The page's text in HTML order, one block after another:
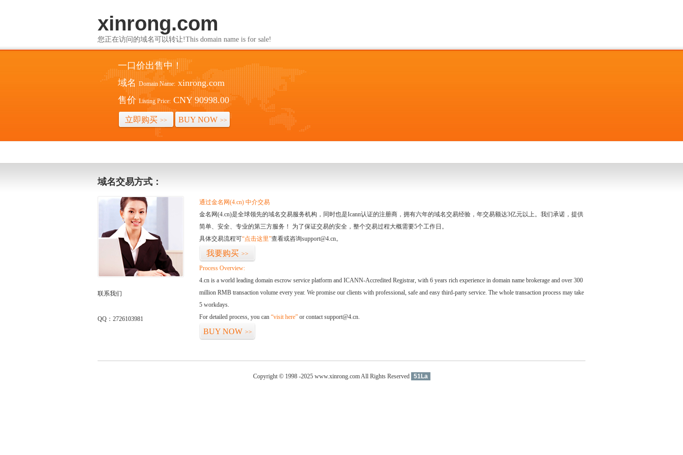
xinrong.com
您正在访问的域名可以转让!This domain name is for sale!
一口价出售中！
域名 Domain Name: xinrong.com
售价 Listing Price: CNY 90998.00
立即购买 >> BUY NOW >>
域名交易方式：
联系我们
QQ：2726103981
通过金名网(4.cn) 中介交易
金名网(4.cn)是全球领先的域名交易服务机构，同时也是Icann认证的注册商，拥有六年的域名交易经验，年交易额达3亿元以上。我们承诺，提供
简单、安全、专业的第三方服务！ 为了保证交易的安全，整个交易过程大概需要5个工作日。
具体交易流程可“点击这里”查看或咨询support@4.cn。
我要购买 >>
Process Overview:
4.cn is a world leading domain escrow service platform and ICANN-Accredited Registrar, with 6 years rich experience in domain name brokerage and over 300
million RMB transaction volume every year. We promise our clients with professional, safe and easy third-party service. The whole transaction process may take
5 workdays.
For detailed process, you can “visit here” or contact support@4.cn.
BUY NOW >>
Copyright © 1998 -2025 www.xinrong.com All Rights Reserved 51La